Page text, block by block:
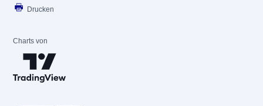
Drucken
Charts von